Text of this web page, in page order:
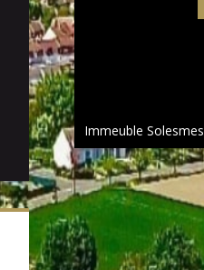
Immeuble Solesmes